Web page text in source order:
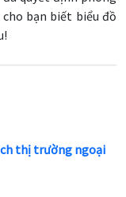
bạn biết biểu đồ
thị trường ngoại